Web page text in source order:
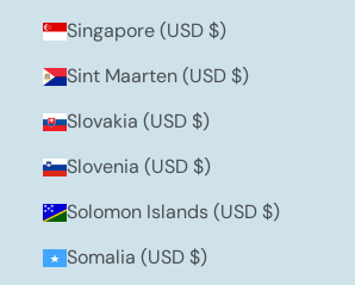
Singapore (USD $)
Sint Maarten (USD $)
Slovakia (USD $)
Slovenia (USD $)
Solomon Islands (USD $)
Somalia (USD $)